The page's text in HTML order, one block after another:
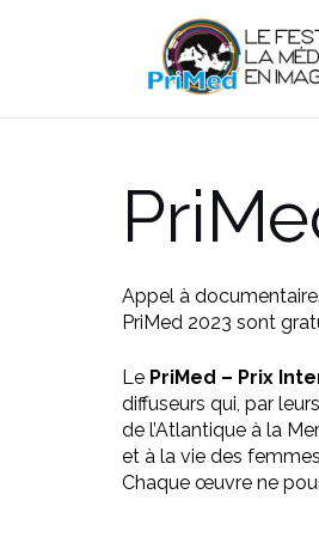
Appel à
PriMed 2023 sont
Le PriMed – Prix
diffuseurs qui, par
de l’Atlantique à la
et à la vie des
Chaque œuvre ne